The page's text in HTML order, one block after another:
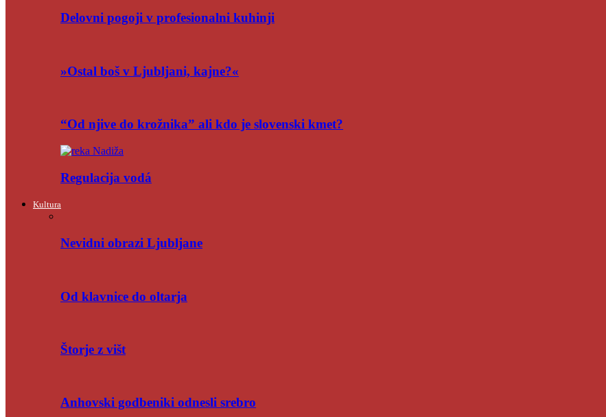
Delovni pogoji v profesionalni kuhinji
»Ostal boš v Ljubljani, kajne?«
“Od njive do krožnika” ali kdo je slovenski kmet?
Regulacija vodá
Kultura
Nevidni obrazi Ljubljane
Od klavnice do oltarja
Štorje z višt
Anhovski godbeniki odnesli srebro